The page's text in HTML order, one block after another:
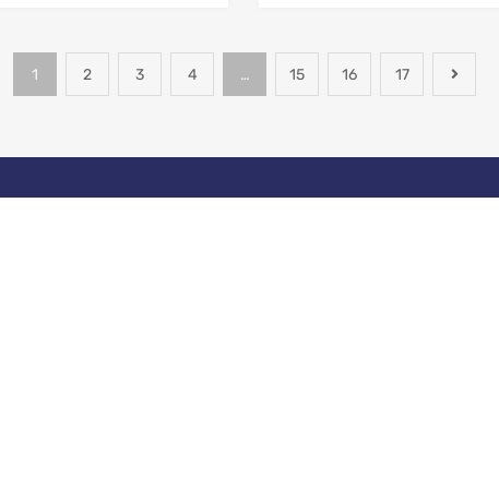
1 2 3 4 … 15 16 17